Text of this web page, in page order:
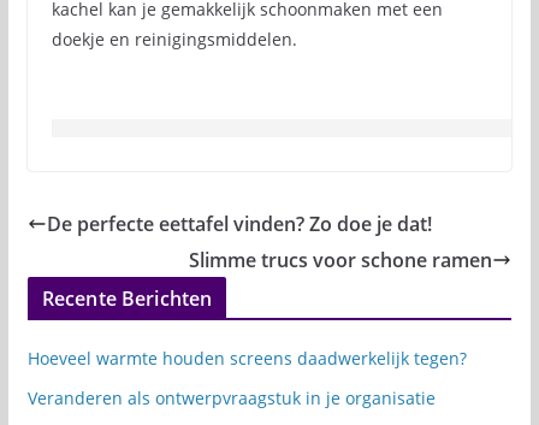
kachel kan je gemakkelijk schoonmaken met een
doekje en reinigingsmiddelen.
De perfecte eettafel vinden? Zo doe je dat!
Slimme trucs voor schone ramen
Recente Berichten
Hoeveel warmte houden screens daadwerkelijk tegen?
Veranderen als ontwerpvraagstuk in je organisatie